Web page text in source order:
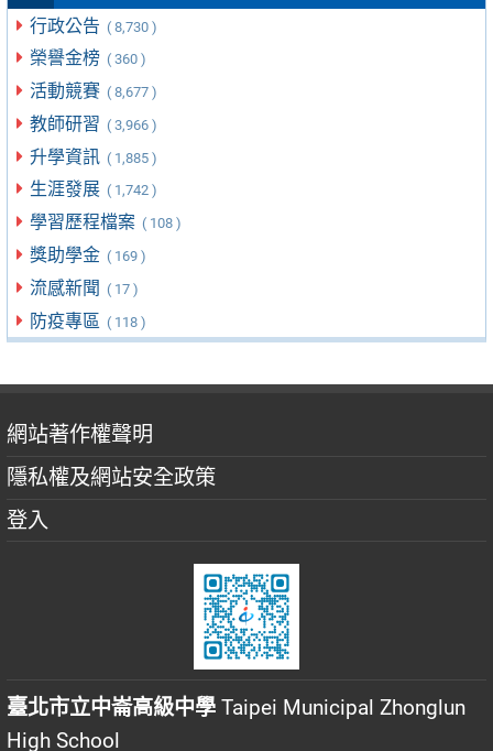
行政公告 ( 8,730 )
榮譽金榜 ( 360 )
活動競賽 ( 8,677 )
教師研習 ( 3,966 )
升學資訊 ( 1,885 )
生涯發展 ( 1,742 )
學習歷程檔案 ( 108 )
獎助學金 ( 169 )
流感新聞 ( 17 )
防疫專區 ( 118 )
網站著作權聲明
隱私權及網站安全政策
登入
臺北市立中崙高級中學 Taipei Municipal Zhonglun
High School